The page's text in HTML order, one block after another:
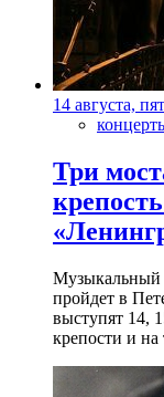
14 августа,
Три
Музыкальный
пройдет в
выступят 14,
крепости и